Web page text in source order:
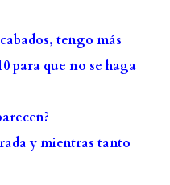
tengo más
para que no se haga
y mientras tanto